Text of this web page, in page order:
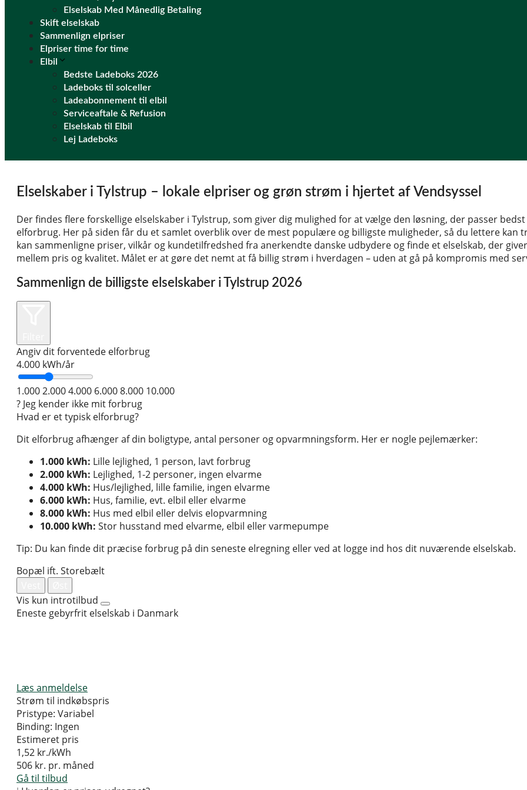
Elselskab Med Månedlig Betaling
Skift elselskab
Sammenlign elpriser
Elpriser time for time
Elbil
Bedste Ladeboks 2026
Ladeboks til solceller
Ladeabonnement til elbil
Serviceaftale & Refusion
Elselskab til Elbil
Lej Ladeboks
Elselskaber i Tylstrup – lokale elpriser og grøn strøm i hjertet af Vendsyssel
Der findes flere forskellige elselskaber i Tylstrup, som giver dig mulighed for at vælge den løsning, der passer
elforbrug. Her på siden får du et samlet overblik over de mest populære og billigste muligheder, så du lettere kan
kan sammenligne priser, vilkår og kundetilfredshed fra anerkendte danske udbydere og finde et elselskab, der
mellem pris og kvalitet. Målet er at gøre det nemt at få billig strøm i hverdagen – uden at gå på kompromis med
Sammenlign de billigste elselskaber i Tylstrup 2026
Angiv dit forventede elforbrug
4.000 kWh/år
1.0002.0004.000 6.0008.000 10.000
? Jeg kender ikke mit forbrug
Hvad er et typisk elforbrug?
Dit elforbrug afhænger af din boligtype, antal personer og opvarmningsform. Her er nogle pejlemærker:
1.000 kWh: Lille lejlighed, 1 person, lavt forbrug
2.000 kWh: Lejlighed, 1-2 personer, ingen elvarme
4.000 kWh: Hus/lejlighed, lille familie, ingen elvarme
6.000 kWh: Hus, familie, evt. elbil eller elvarme
8.000 kWh: Hus med elbil eller delvis elopvarmning
10.000 kWh: Stor husstand med elvarme, elbil eller varmepumpe
Tip: Du kan finde dit præcise forbrug på din seneste elregning eller ved at logge ind hos dit nuværende elselskab.
Bopæl ift. Storebælt
Vis kun introtilbud
Eneste gebyrfrit elselskab i Danmark
Læs anmeldelse
Strøm til indkøbspris
Pristype: Variabel
Binding: Ingen
Estimeret pris
1,52 kr./kWh
506 kr. pr. måned
Gå til tilbud